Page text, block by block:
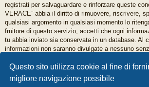
Questo sito utilizza cookie al fine di
migliore navigazione possibile
registrati per salvaguardare e rinforzare queste
VERACE” abbia il diritto di rimuovere, riscrivere,
qualsiasi argomento in qualsiasi momento lo
fruitore di questo servizio, accetti che ogni
tu abbia inviato sia conservata in un database. Al
informazioni non saranno divulgate a nessuno
“LA VERACE” o phpBB sono da ritenersi
violazione al sistema che possa compromettere